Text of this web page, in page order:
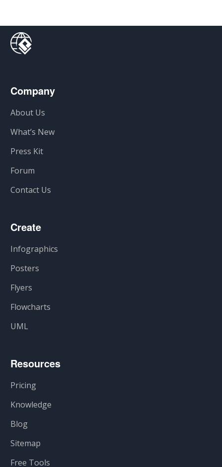
Company
About Us
What’s New
Press Kit
Forum
Contact Us
Create
Infographics
Posters
Flyers
Flowcharts
UML
Resources
Pricing
Knowledge
Blog
Sitemap
Free Tools